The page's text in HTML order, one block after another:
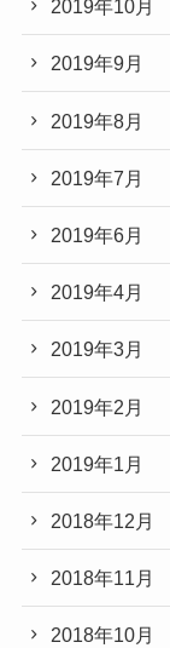
2019年10月
2019年9月
2019年8月
2019年7月
2019年6月
2019年4月
2019年3月
2019年2月
2019年1月
2018年12月
2018年11月
2018年10月